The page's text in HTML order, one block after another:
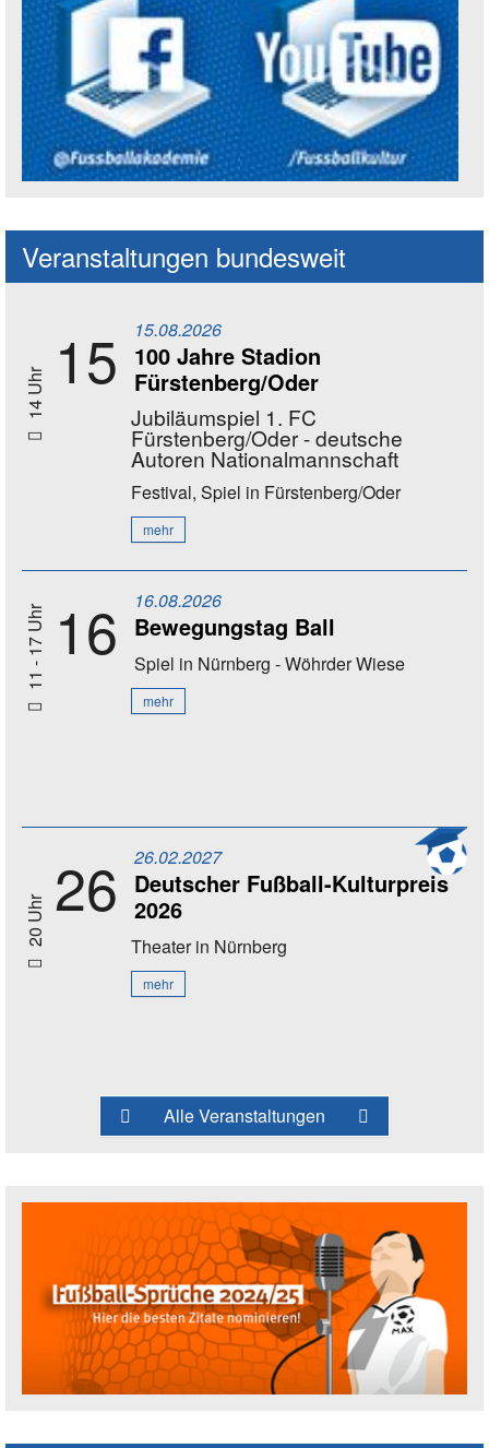
Veranstaltungen bundesweit
14 Uhr 15 15.08.2026
100 Jahre Stadion
Fürstenberg/Oder
Jubiläumspiel 1. FC
Fürstenberg/Oder - deutsche
Autoren Nationalmannschaft
Festival, Spiel in Fürstenberg/Oder
mehr
11 - 17 Uhr 16 16.08.2026
Bewegungstag Ball
Spiel in Nürnberg - Wöhrder Wiese
mehr
20 Uhr 26 26.02.2027
Deutscher Fußball-Kulturpreis
2026
Theaterin Nürnberg
mehr
Alle Veranstaltungen
Fußballspruch des Jahres: Spruch